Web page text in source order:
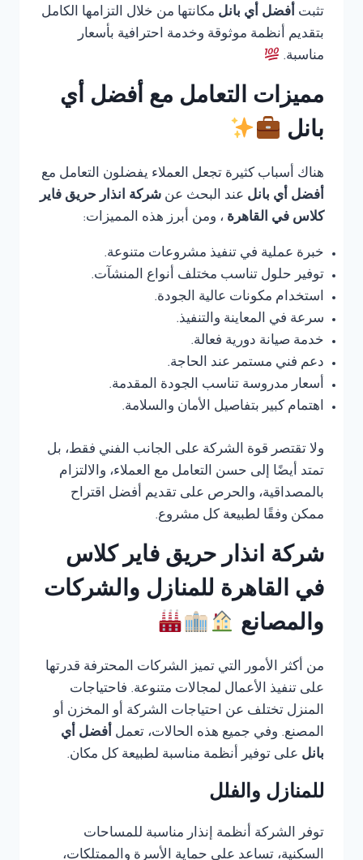
تثبت أفضل أي بانل مكانتها من خلال التزامها الكامل
بتقديم أنظمة موثوقة وخدمة احترافية بأسعار
مناسبة.
مميزات التعامل مع أفضل أي
بانل
هناك أسباب كثيرة تجعل العملاء يفضلون التعامل مع
أفضل أي بانل عند البحث عن شركة انذار حريق فاير
كلاس في القاهرة ، ومن أبرز هذه المميزات:
خبرة عملية في تنفيذ مشروعات متنوعة.
توفير حلول تناسب مختلف أنواع المنشآت.
استخدام مكونات عالية الجودة.
سرعة في المعاينة والتنفيذ.
خدمة صيانة دورية فعالة.
دعم فني مستمر عند الحاجة.
أسعار مدروسة تناسب الجودة المقدمة.
اهتمام كبير بتفاصيل الأمان والسلامة.
ولا تقتصر قوة الشركة على الجانب الفني فقط، بل
تمتد أيضًا إلى حسن التعامل مع العملاء، والالتزام
بالمصداقية، والحرص على تقديم أفضل اقتراح
ممكن وفقًا لطبيعة كل مشروع.
شركة انذار حريق فاير كلاس
في القاهرة للمنازل والشركات
والمصانع
من أكثر الأمور التي تميز الشركات المحترفة قدرتها
على تنفيذ الأعمال لمجالات متنوعة. فاحتياجات
المنزل تختلف عن احتياجات الشركة أو المخزن أو
المصنع. وفي جميع هذه الحالات، تعمل أفضل أي
بانل على توفير أنظمة مناسبة لطبيعة كل مكان.
للمنازل والفلل
توفر الشركة أنظمة إنذار مناسبة للمساحات
السكنية، تساعد على حماية الأسرة والممتلكات،